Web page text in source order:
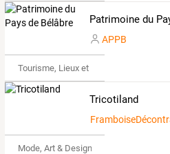
APPB
Tourisme, Lieux et Événements
Tricotiland
Mode, Art & Design